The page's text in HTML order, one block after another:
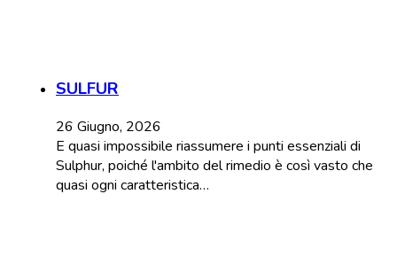
SULFUR
26 Giugno, 2026
E quasi impossibile riassumere i punti essenziali di
Sulphur, poiché l'ambito del rimedio è così vasto che
quasi ogni caratteristica…